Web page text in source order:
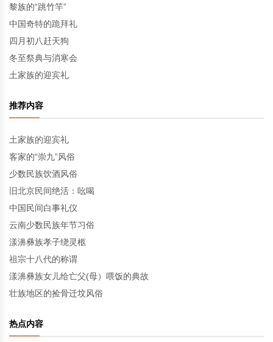
黎族的“跳竹竿”
中国奇特的跪拜礼
四月初八赶天狗
冬至祭典与消寒会
土家族的迎宾礼
推荐内容
土家族的迎宾礼
客家的“崇九”风俗
少数民族饮酒风俗
旧北京民间绝活：吆喝
中国民间白事礼仪
云南少数民族年节习俗
漾濞彝族孝子绕灵柩
祖宗十八代的称谓
漾濞彝族女儿给亡父(母）喂饭的典故
壮族地区的捡骨迁坟风俗
热点内容